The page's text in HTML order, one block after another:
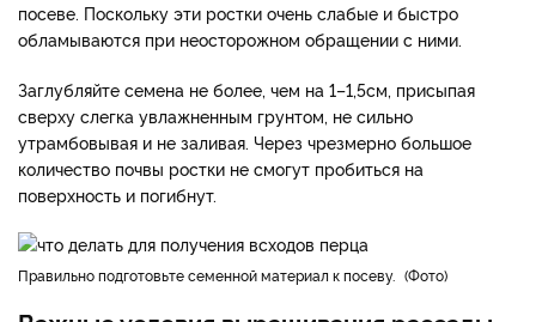
посеве. Поскольку эти ростки очень слабые и быстро
обламываются при неосторожном обращении с ними.
Заглубляйте семена не более, чем на 1–1,5см, присыпая
сверху слегка увлажненным грунтом, не сильно
утрамбовывая и не заливая. Через чрезмерно большое
количество почвы ростки не смогут пробиться на
поверхность и погибнут.
Правильно подготовьте семенной материал к посеву. Фото